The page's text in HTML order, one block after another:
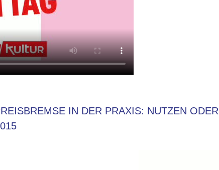
IN DER PRAXIS: NUTZEN ODER